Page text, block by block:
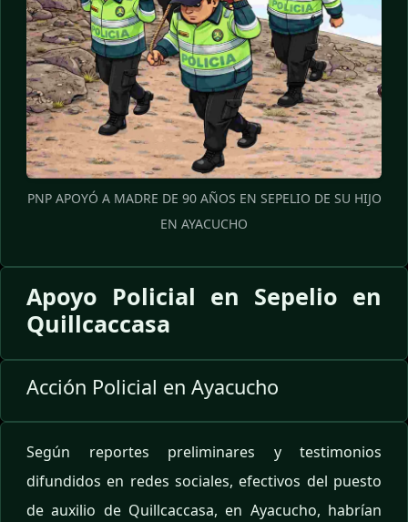
PNP APOYÓ A MADRE DE 90 AÑOS EN SEPELIO DE SU HIJO
EN AYACUCHO
Apoyo Policial en Sepelio en
Quillcaccasa
Acción Policial en Ayacucho
Según reportes preliminares y testimonios
difundidos en redes sociales, efectivos del puesto
de auxilio de Quillcaccasa, en Ayacucho, habrían